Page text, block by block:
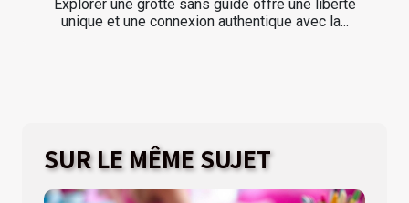
Explorer une grotte sans guide offre une liberté
unique et une connexion authentique avec la...
SUR LE MÊME SUJET